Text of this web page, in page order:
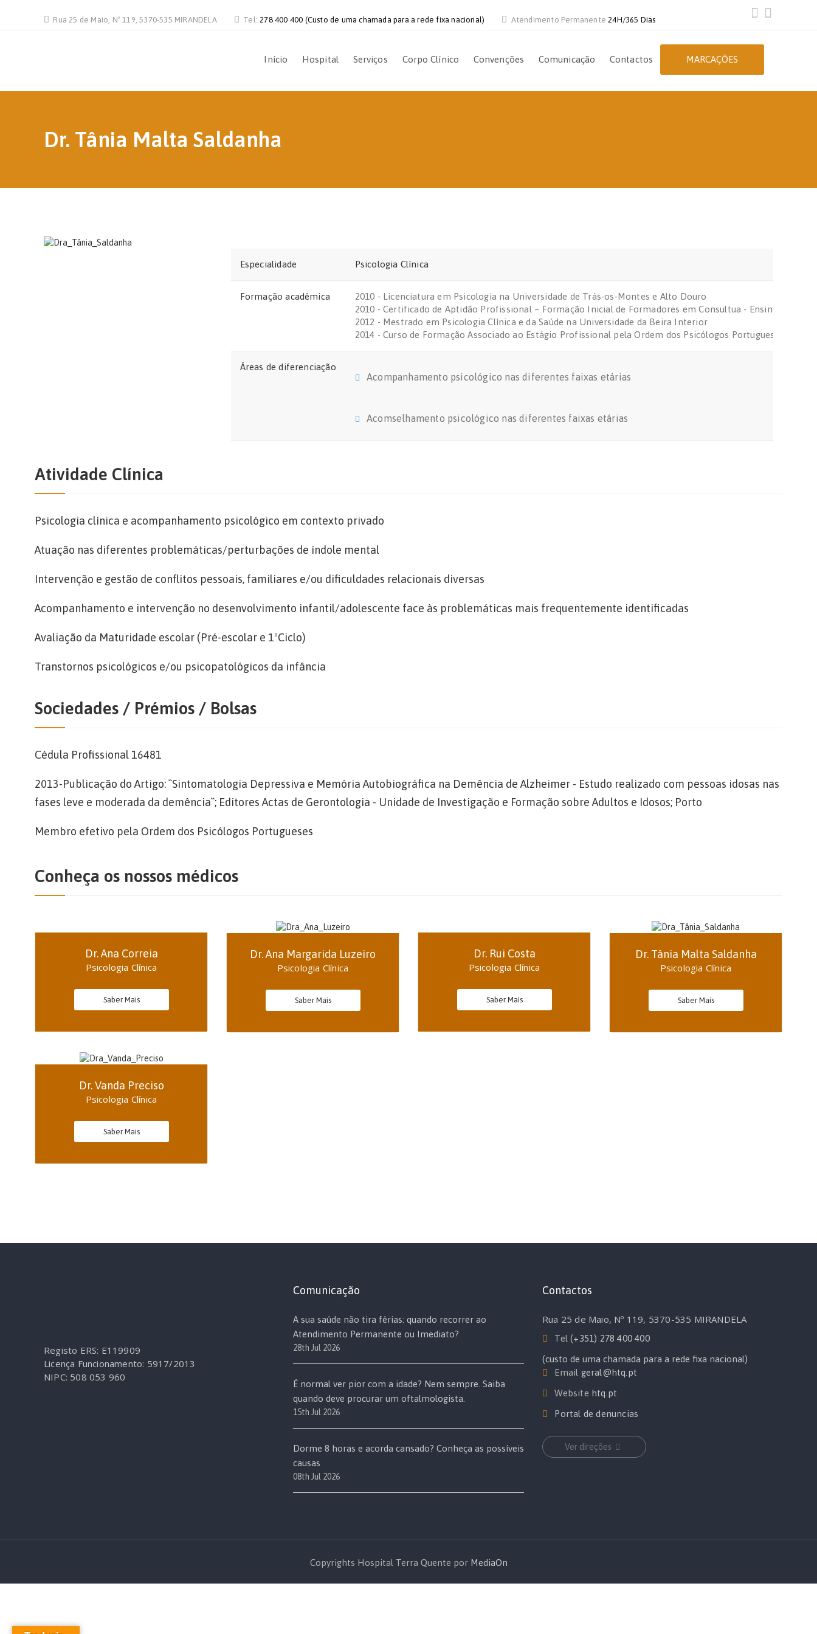
Rua 25 de Maio, Nº 119, 5370-535 MIRANDELA Tel:278 400 400 (Custo de uma chamada para a rede fixa nacional) Atendimento Permanente24H/365 Dias
Início Hospital Serviços Corpo Clínico Convenções Comunicação Contactos MARCAÇÕES
Dr. Tânia Malta Saldanha
Especialidade Psicologia Clínica
Formação académica
2010 - Licenciatura em Psicologia na Universidade de Trás-os-Montes e Alto Douro
2010 - Certificado de Aptidão Profissional – Formação Inicial de Formadores em Consultua - Ensino e
2012 - Mestrado em Psicologia Clínica e da Saúde na Universidade da Beira Interior
2014 - Curso de Formação Associado ao Estágio Profissional pela Ordem dos Psicólogos Portuguese
Áreas de diferenciação
Acompanhamento psicológico nas diferentes faixas etárias
Acomselhamento psicológico nas diferentes faixas etárias
Atividade Clínica
Psicologia clínica e acompanhamento psicológico em contexto privado
Atuação nas diferentes problemáticas/perturbações de índole mental
Intervenção e gestão de conflitos pessoais, familiares e/ou dificuldades relacionais diversas
Acompanhamento e intervenção no desenvolvimento infantil/adolescente face às problemáticas mais frequentemente identificadas
Avaliação da Maturidade escolar (Pré-escolar e 1ºCiclo)
Transtornos psicológicos e/ou psicopatológicos da infância
Sociedades / Prémios / Bolsas
Cédula Profissional 16481
2013-Publicação do Artigo: ``Sintomatologia Depressiva e Memória Autobiográfica na Demência de Alzheimer - Estudo realizado com pessoas idosas nas
fases leve e moderada da demência``; Editores Actas de Gerontologia - Unidade de Investigação e Formação sobre Adultos e Idosos; Porto
Membro efetivo pela Ordem dos Psicólogos Portugueses
Conheça os nossos médicos
Dr. Ana Correia
Psicologia Clínica
Saber Mais
Dr. Ana Margarida Luzeiro
Psicologia Clínica
Saber Mais
Dr. Rui Costa
Psicologia Clínica
Saber Mais
Dr. Tânia Malta Saldanha
Psicologia Clínica
Saber Mais
Dr. Vanda Preciso
Psicologia Clínica
Saber Mais
Registo ERS: E119909
Licença Funcionamento: 5917/2013
NIPC: 508 053 960
Comunicação
A sua saúde não tira férias: quando recorrer ao
Atendimento Permanente ou Imediato?
28th Jul 2026
É normal ver pior com a idade? Nem sempre. Saiba
quando deve procurar um oftalmologista.
15th Jul 2026
Dorme 8 horas e acorda cansado? Conheça as possíveis
causas
08th Jul 2026
Contactos
Rua 25 de Maio, Nº 119, 5370-535 MIRANDELA
Tel(+351) 278 400 400
(custo de uma chamada para a rede fixa nacional)
Email geral@htq.pt
Website htq.pt
Portal de denuncias
Ver direções
Copyrights Hospital Terra Quente por MediaOn